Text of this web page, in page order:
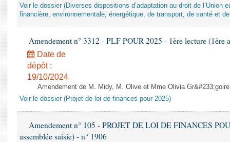
Voir le dossier (Diverses dispositions d’adaptation au droit de l’Union
financière, environnementale, énergétique, de transport, de santé et
Amendement n° 3312 - PLF POUR 2025 - 1ère lecture (1ère
Date de
dépôt :
19/10/2024
Amendement de M. Midy, M. Olive et Mme Olivia
Voir le dossier (Projet de loi de finances pour 2025)
Amendement n° 105 - PROJET DE LOI DE FINANCES
assemblée saisie) - n° 1906